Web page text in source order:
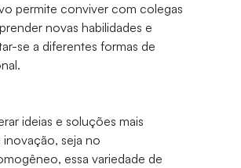
permite conviver com colegas
novas habilidades e
se a diferentes formas de
ideias e soluções mais
inovação, seja no
essa variedade de